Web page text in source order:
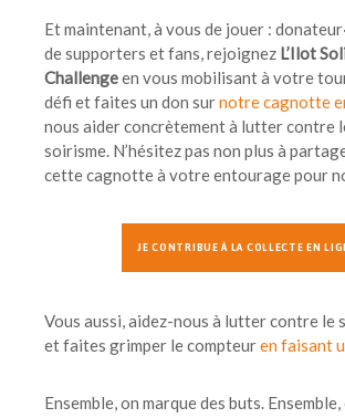
Et maintenant, à vous de jouer :
de supporters et fans, rejoignez L’Ilot
Challengeen vous mobilisant à votre
défi et faites un don surnotre cagnotte
nous aider concrètement à lutter contre
soirisme. N’hésitez pas non plus à
cette cagnotte à votre entourage pour
JE CONTRIBUE À LA COLLECTE EN
Vous aussi, aidez-nous à lutter contre le
et faites grimper le compteuren faisant
Ensemble, on marque des buts.